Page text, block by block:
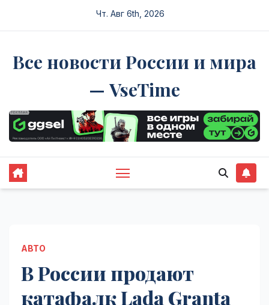
Чт. Авг 6th, 2026
Все новости России и мира
— VseTime
АВТО
В России продают
катафалк Lada Granta